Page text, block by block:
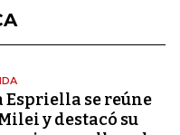
Espriella se reúne
y destacó su